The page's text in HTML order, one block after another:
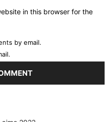
in this browser for the
by email.